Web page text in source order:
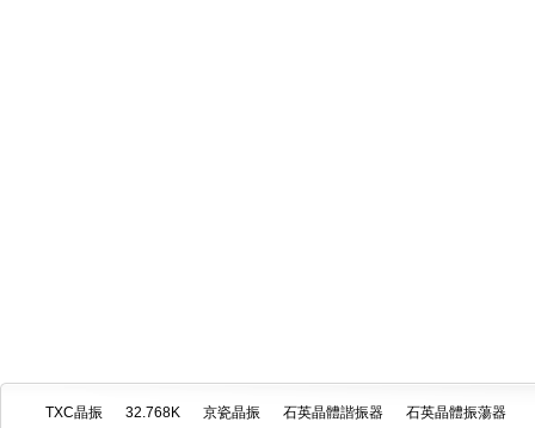
TXC晶振 32.768K 京瓷晶振 石英晶體諧振器 石英晶體振蕩器